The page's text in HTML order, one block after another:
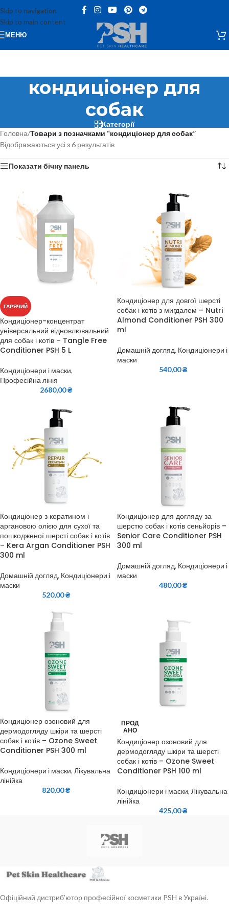
Skip to navigation
Skip to main content
МЕНЮ
кондиціонер для
собак
Категорії
Головна/Товари з позначками “кондиціонер для собак”
Відображаються усі з 6 результатів
Показати бічну панель
ГАРЯЧИЙ
Кондиціонер-концентрат
універсальний відновлювальний
для собак і котів – Tangle Free
Conditioner PSH 5 L
Кондиціонери і маски,
Професійна лінія
2680,00₴
Кондиціонер для довгої шерсті
собак і котів з мигдалем – Nutri
Almond Conditioner PSH 300
ml
Домашній догляд, Кондиціонери і
маски
540,00₴
Кондиціонер з кератином і
аргановою олією для сухої та
пошкодженої шерсті собак і котів
– Kera Argan Conditioner PSH
300 ml
Домашній догляд, Кондиціонери і
маски
520,00₴
Кондиціонер для догляду за
шерстю собак і котів сеньйорів –
Senior Care Conditioner PSH
300 ml
Домашній догляд, Кондиціонери і
маски
480,00₴
Кондиціонер озоновий для
дермодогляду шкіри та шерсті
собак і котів – Ozone Sweet
Conditioner PSH 300 ml
Кондиціонери і маски, Лікувальна
лінійка
820,00₴
ПРОД
АНО
Кондиціонер озоновий для
дермодогляду шкіри та шерсті
собак і котів – Ozone Sweet
Conditioner PSH 100 ml
Кондиціонери і маски, Лікувальна
лінійка
425,00₴
Офіційний дистриб’ютор професійної косметики PSH в Україні.